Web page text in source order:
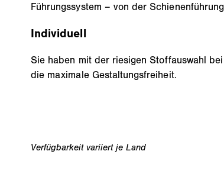
Führungssystem – von der
Individuell
Sie haben mit der riesigen Stoffauswahl
die maximale Gestaltungsfreiheit.